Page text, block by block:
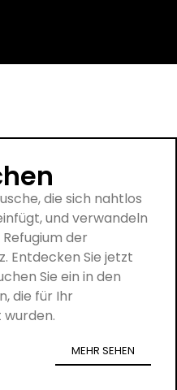
die sich nahtlos
und verwandeln
der
Entdecken Sie jetzt
Sie ein in den
die für Ihr
MEHR SEHEN